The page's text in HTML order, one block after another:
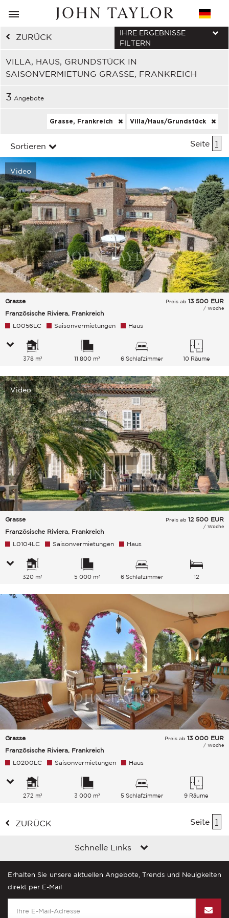
ZURÜCK
VILLA, HAUS, GRUNDSTÜCK IN
SAISONVERMIETUNG GRASSE, FRANKREICH
IHRE ERGEBNISSE
FILTERN
3 Angebote
Grasse, Frankreich Villa/Haus/Grundstück
Sortieren Seite 1
Video
Grasse
Französische Riviera, Frankreich
Preis ab 13 500 EUR
/ Woche
L0056LC Saisonvermietungen Haus
378 m² 11 800 m² 6 Schlafzimmer 10 Räume
Video
Grasse
Französische Riviera, Frankreich
Preis ab 12 500 EUR
/ Woche
L0104LC Saisonvermietungen Haus
320 m² 5 000 m² 6 Schlafzimmer
12
Grasse
Französische Riviera, Frankreich
Preis ab 13 000 EUR
/ Woche
L0200LC Saisonvermietungen Haus
272 m² 3 000 m² 5 Schlafzimmer 9 Räume
ZURÜCK Seite 1
Schnelle Links
Erhalten Sie unsere aktuellen Angebote, Trends und Neuigkeiten
direkt per E-Mail